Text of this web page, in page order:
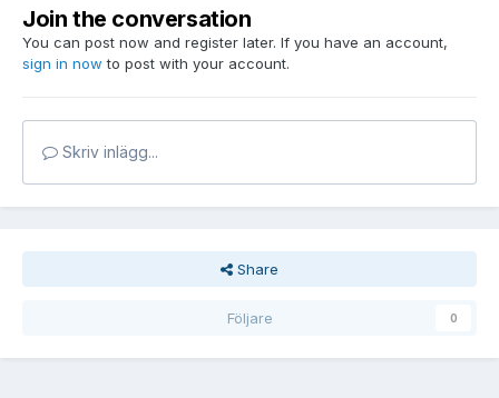
Join the conversation
You can post now and register later. If you have an account,
sign in now to post with your account.
Skriv inlägg...
Share
Följare 0